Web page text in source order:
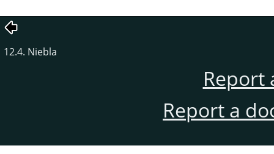
12.4. Niebla
Report
Report a